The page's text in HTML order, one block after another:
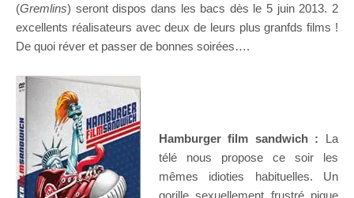
(Gremlins) seront dispos dans les bacs dès le 5 juin 2013. 2
excellents réalisateurs avec deux de leurs plus granfds films !
De quoi réver et passer de bonnes soirées….
Hamburger film sandwich : La
télé nous propose ce soir les
mêmes idioties habituelles. Un
gorille sexuellement frustré pique